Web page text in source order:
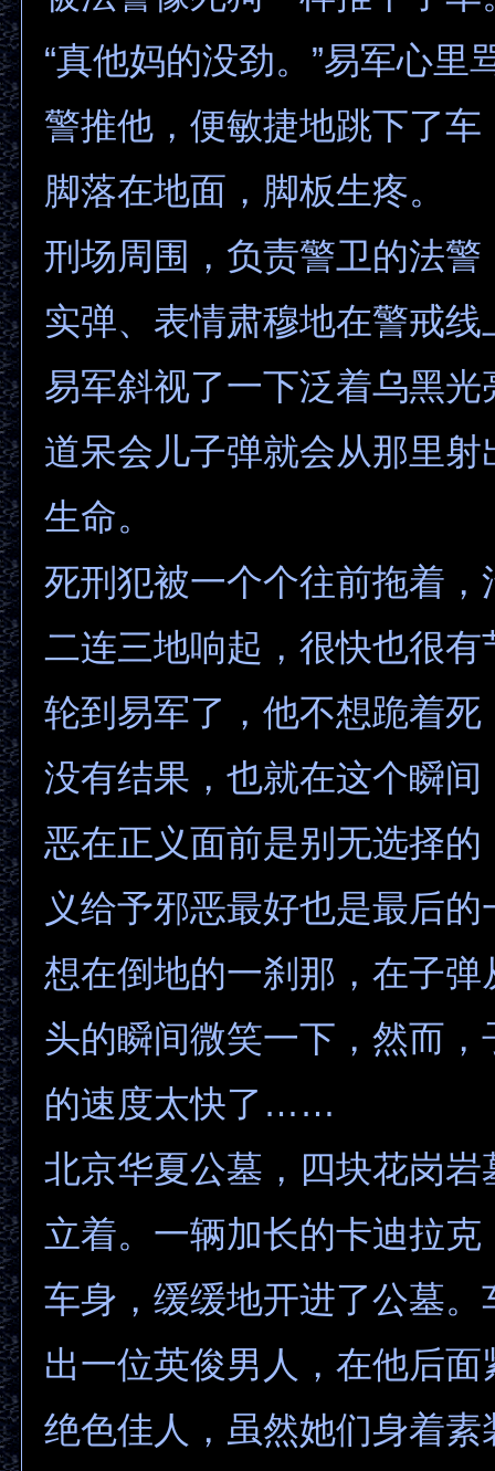
“真他妈的没劲。”易军心里
警推他，便敏捷地跳下了车
脚落在地面，脚板生疼。
刑场周围，负责警卫的法警
实弹、表情肃穆地在警戒线
易军斜视了一下泛着乌黑光
道呆会儿子弹就会从那里射
生命。
死刑犯被一个个往前拖着，
二连三地响起，很快也很有
轮到易军了，他不想跪着死
没有结果，也就在这个瞬间
恶在正义面前是别无选择的
义给予邪恶最好也是最后
想在倒地的一刹那，在子弹
头的瞬间微笑一下，然而，
的速度太快了……
北京华夏公墓，四块花岗岩
立着。一辆加长的卡迪拉克
车身，缓缓地开进了公墓。
出一位英俊男人，在他后面
绝色佳人，虽然她们身着素